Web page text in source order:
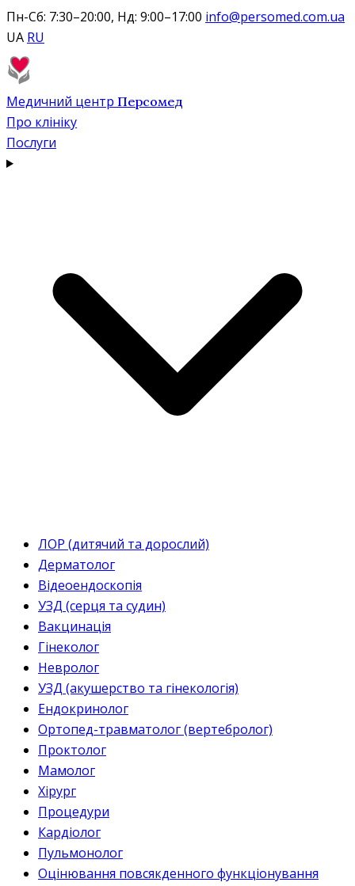
Пн-Сб: 7:30–20:00, Нд: 9:00–17:00 info@persomed.com.ua
UA RU
Медичний центр Персомед
Про клініку
Послуги
ЛОР (дитячий та дорослий)
Дерматолог
Відеоендоскопія
УЗД (серця та судин)
Вакцинація
Гінеколог
Невролог
УЗД (акушерство та гінекологія)
Ендокринолог
Ортопед-травматолог (вертебролог)
Проктолог
Мамолог
Хірург
Процедури
Кардіолог
Пульмонолог
Оцінювання повсякденного функціонування